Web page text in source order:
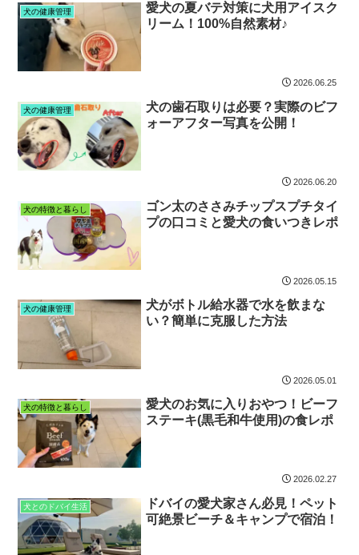
犬の健康管理
愛犬の夏バテ対策に犬用アイスク
リーム！100%自然素材♪
2026.06.25
犬の健康管理
犬の歯石取りは必要？実際のビフ
ォーアフター写真を公開！
2026.06.20
犬の特徴と暮らし
ゴン太のささみチップスプチタイ
プの口コミと愛犬の食いつきレポ
2026.05.15
犬の健康管理
犬がボトル給水器で水を飲まな
い？簡単に克服した方法
2026.05.01
犬の特徴と暮らし
愛犬のお気に入りおやつ！ビーフ
ステーキ(黒毛和牛使用)の食レポ
2026.02.27
犬とのドバイ生活
ドバイの愛犬家さん必見！ペット
可絶景ビーチ＆キャンプで宿泊！